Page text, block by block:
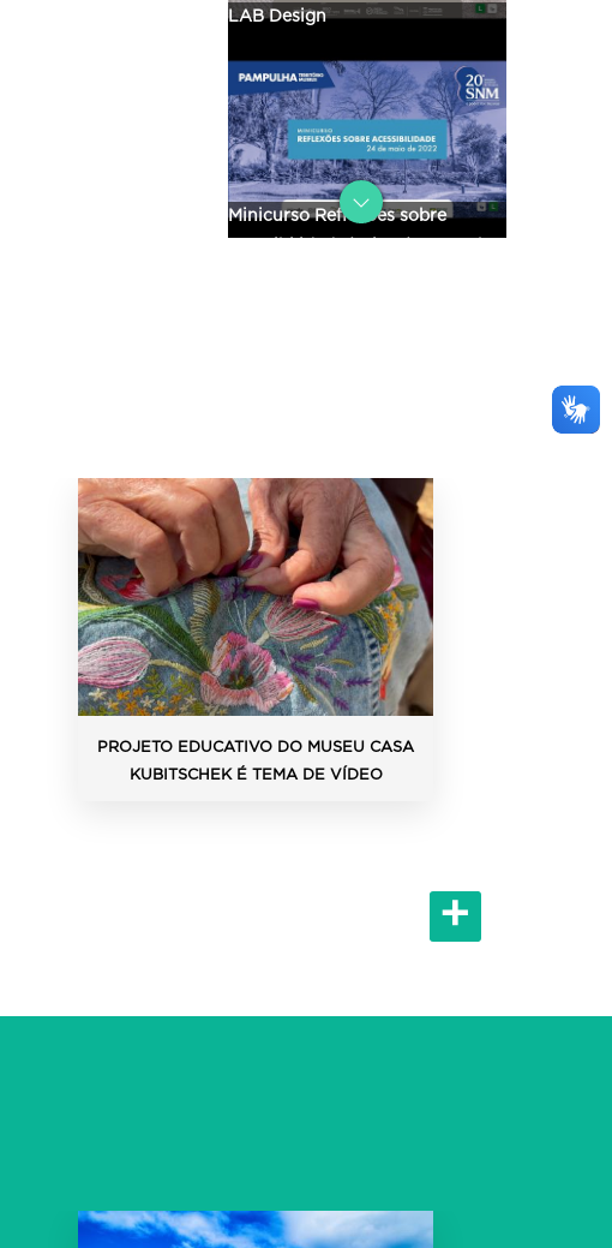
LAB Design
Minicurso Reflexões sobre
acessibilidade | Dia 1 | Pampulha
Visita em libras ao Museu de
Arte da Pampulha | Pampulha Ter
Visita em libras ao Museu Casa
PROJETO EDUCATIVO DO MUSEU CASA
KUBITSCHEK É TEMA DE VÍDEO
+